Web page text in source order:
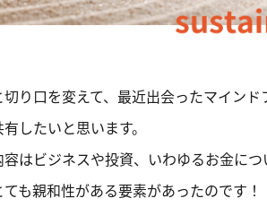
り口を変えて、最近出会ったマイン
したいと思います。
容はビジネスや投資、いわゆるお金に
も親和性がある要素があったのです！